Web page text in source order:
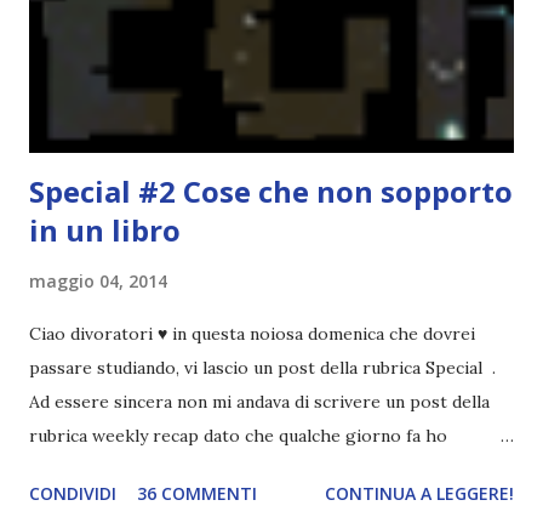
nessun giorno fisso, però - pubblicherò questo post.
Spero che la rubrica sia di vostro gradimento. GENNAIO
TBR+OBIETTIVI Questa è la mia tbr del mese...
Special #2 Cose che non sopporto
in un libro
maggio 04, 2014
Ciao divoratori ♥ in questa noiosa domenica che dovrei
passare studiando, vi lascio un post della rubrica Special .
Ad essere sincera non mi andava di scrivere un post della
rubrica weekly recap dato che qualche giorno fa ho
troppo creare un nuovo banner xD Nella puntata di oggi vi
CONDIVIDI 36 COMMENTI CONTINUA A LEGGERE!